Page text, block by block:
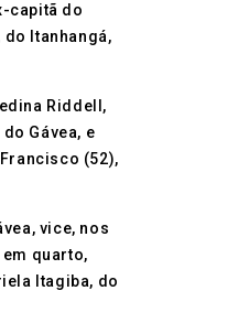
capitã do
do Itanhangá,
Riddell,
Gávea, e
(52),
vice, nos
quarto,
Itagiba, do